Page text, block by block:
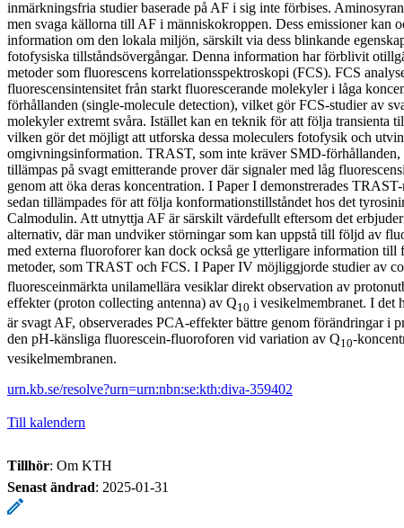
inmärkningsfria studier baserade på AF i sig inte förbises.
men svaga källorna till AF i människokroppen. Dess emissioner kan
information om den lokala miljön, särskilt via dess blinkande
fotofysiska tillståndsövergångar. Denna information har förblivit
metoder som fluorescens korrelationsspektroskopi (FCS). FCS
fluorescensintensitet från starkt fluorescerande molekyler i låga
förhållanden (single-molecule detection), vilket gör FCS-studier av
molekyler extremt svåra. Istället kan en teknik för att följa transienta
vilken gör det möjligt att utforska dessa moleculers fotofysik och
omgivningsinformation. TRAST, som inte kräver SMD-
tillämpas på svagt emitterande prover där signaler med låg
genom att öka deras koncentration. I Paper I demonstrerades
sedan tillämpades för att följa konformationstillståndet hos det
Calmodulin. Att utnyttja AF är särskilt värdefullt eftersom det
alternativ, där man undviker störningar som kan uppstå till följd av
med externa fluoroforer kan dock också ge ytterligare information till
metoder, som TRAST och FCS. I Paper IV möjliggjorde studier av
fluoresceinmärkta unilamellära vesiklar direkt observation av
effekter (proton collecting antenna) av Q10 i vesikelmembranet. I det
är svagt AF, observerades PCA-effekter bättre genom förändringar i
den pH-känsliga fluorescein-fluoroforen vid variation av Q10-
vesikelmembranen.
urn.kb.se/resolve?urn=urn:nbn:se:kth:diva-359402
Till kalendern
Tillhör: Om KTH
Senast ändrad: 2025-01-31